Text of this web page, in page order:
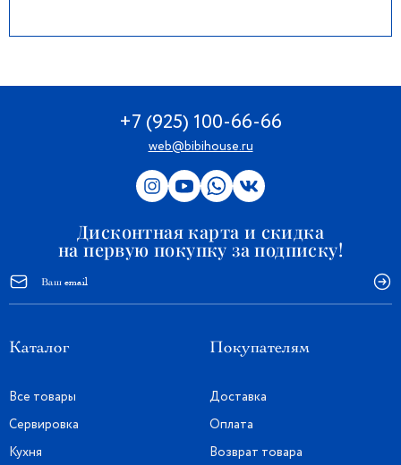
+7 (925) 100-66-66
web@bibihouse.ru
Дисконтная карта и скидка
на первую покупку за подписку!
Каталог
Все товары
Сервировка
Кухня
Покупателям
Доставка
Оплата
Возврат товара